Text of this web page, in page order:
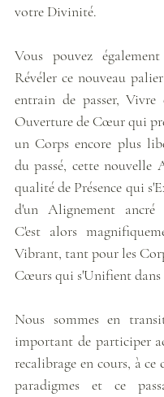
votre Divinité.
Vous pouvez
Révéler ce nouveau
entrain de passer, Vivre
Ouverture de Cœur qui
un Corps encore plus
du passé, cette nouvelle
qualité de Présence qui
d'un Alignement ancré
C'est alors
Vibrant, tant pour les
Cœurs qui s'Unifient dans
Nous sommes en
important de participer
recalibrage en cours, à ce
paradigmes et ce